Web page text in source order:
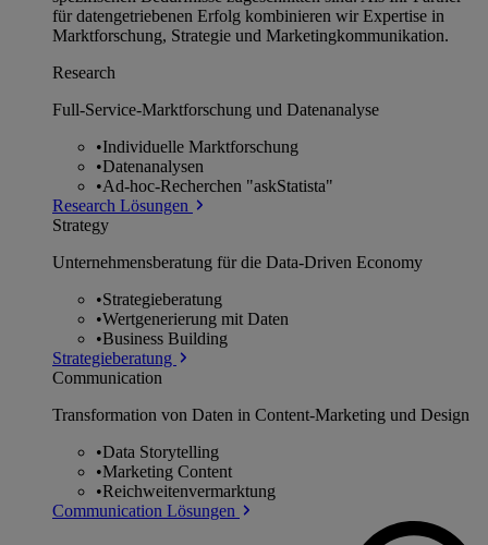
für datengetriebenen Erfolg kombinieren wir Expertise in
Marktforschung, Strategie und Marketingkommunikation.
Research
Full-Service-Marktforschung und Datenanalyse
•Individuelle Marktforschung
•Datenanalysen
•Ad-hoc-Recherchen "askStatista"
Research Lösungen
Strategy
Unternehmens­beratung für die Data-Driven Economy
•Strategieberatung
•Wertgenerierung mit Daten
•Business Building
Strategieberatung
Communication
Transformation von Daten in Content-Marketing und Design
•Data Storytelling
•Marketing Content
•Reichweitenvermarktung
Communication Lösungen